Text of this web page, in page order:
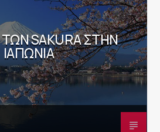
SAKURA ΣΤΗΝ
ΙΑΠΩΝΊΑ